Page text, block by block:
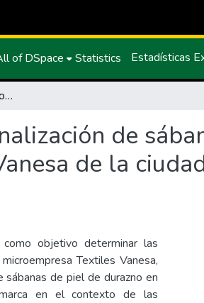
of DSpace Statistics Estadísticas
Oportunidades de mercado para la internacionalización de sábanas de piel de durazno de la microempresa Textiles Vanesa de la ciudad de Tulcán.
de
de la
objetivo determinar las
Textiles Vanesa,
sábanas de piel de durazno en
en el contexto de las